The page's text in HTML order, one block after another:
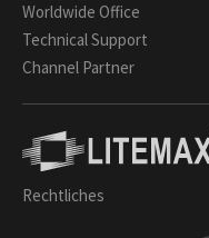
Worldwide Office
Technical Support
Channel Partner
Rechtliches